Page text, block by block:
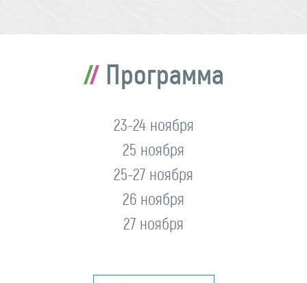
Программа
23-24 ноября
25 ноября
25-27 ноября
26 ноября
27 ноября